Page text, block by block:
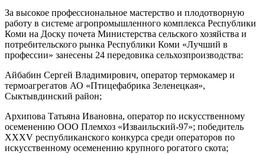
За высокое профессиональное мастерство и плодотворную
работу в системе агропромышленного комплекса Республики
Коми на Доску почета Министерства сельского хозяйства и
потребительского рынка Республики Коми «Лучший в
профессии» занесены 24 передовика сельхозпроизводства:
Айбабин Сергей Владимирович, оператор термокамер и
термоагрегатов АО «Птицефабрика Зеленецкая»,
Сыктывдинский район;
Архипова Татьяна Ивановна, оператор по искусственному
осеменению ООО Племхоз «Изваильский-97»; победитель
XXXV республиканского конкурса среди операторов по
искусственному осеменению крупного рогатого скота;